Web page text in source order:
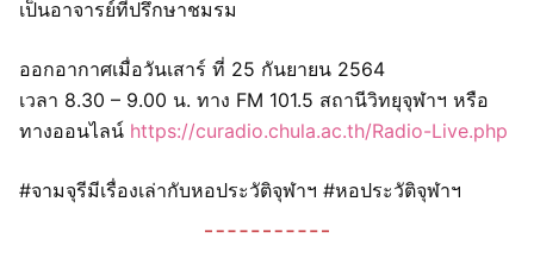
เป็นอาจารย์ที่ปรึกษาชมรม
ออกอากาศเมื่อวันเสาร์ ที่ 25 กันยายน 2564
เวลา 8.30 – 9.00 น. ทาง FM 101.5 สถานีวิทยุจุฬาฯ หรือ
ทางออนไลน์ https://curadio.chula.ac.th/Radio-Live.php
#จามจุรีมีเรื่องเล่ากับหอประวัติจุฬาฯ #หอประวัติจุฬาฯ